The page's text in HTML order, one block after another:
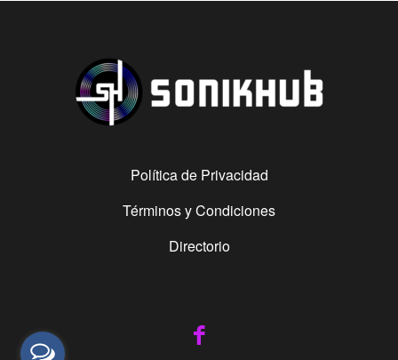
Política de Privacidad
Términos y Condiciones
Directorio